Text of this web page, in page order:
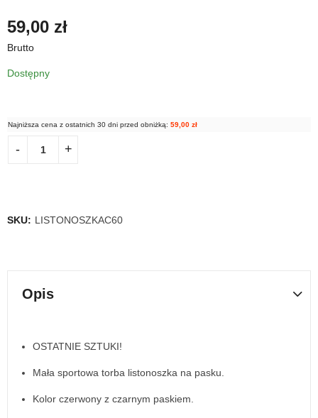
59,00 zł
Brutto
Dostępny
Najniższa cena z ostatnich 30 dni przed obniżką: 59,00 zł
SKU: LISTONOSZKAC60
Opis
OSTATNIE SZTUKI!
Mała sportowa torba listonoszka na pasku.
Kolor czerwony z czarnym paskiem.